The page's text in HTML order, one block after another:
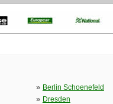
» Berlin Schoenefeld
» Dresden